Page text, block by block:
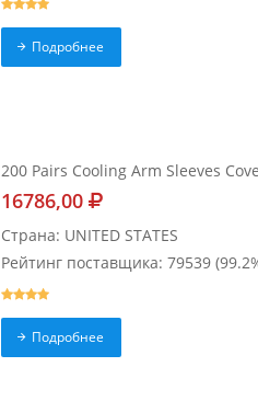
Подробнее
200 Pairs Cooling Arm Sleeves
16786,00
Страна: UNITED STATES
Рейтинг поставщика: 79539 (
Подробнее